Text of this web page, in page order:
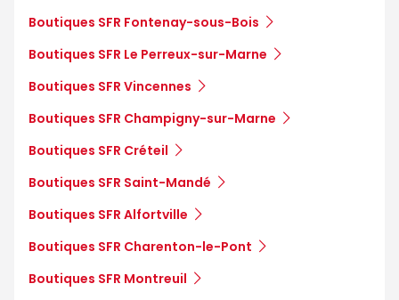
Boutiques SFR Fontenay-sous-Bois
Boutiques SFR Le Perreux-sur-Marne
Boutiques SFR Vincennes
Boutiques SFR Champigny-sur-Marne
Boutiques SFR Créteil
Boutiques SFR Saint-Mandé
Boutiques SFR Alfortville
Boutiques SFR Charenton-le-Pont
Boutiques SFR Montreuil